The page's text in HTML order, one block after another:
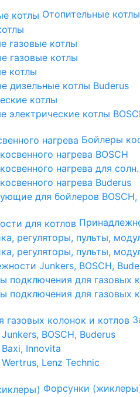
Отопительные котлы
газовые котлы
газовые котлы
котлы
дизельные котлы Buderus
котлы
электрические котлы
Бойлеры
нагрева BOSCH
нагрева для
нагрева Buderus
для бойлеров BOSCH,
регуляторы, пульты,
регуляторы, пульты,
Junkers, BOSCH,
подключения для газовых
подключения для газовых
BOSCH, Buderus
Innovita
Lenz Technic
Форсунки